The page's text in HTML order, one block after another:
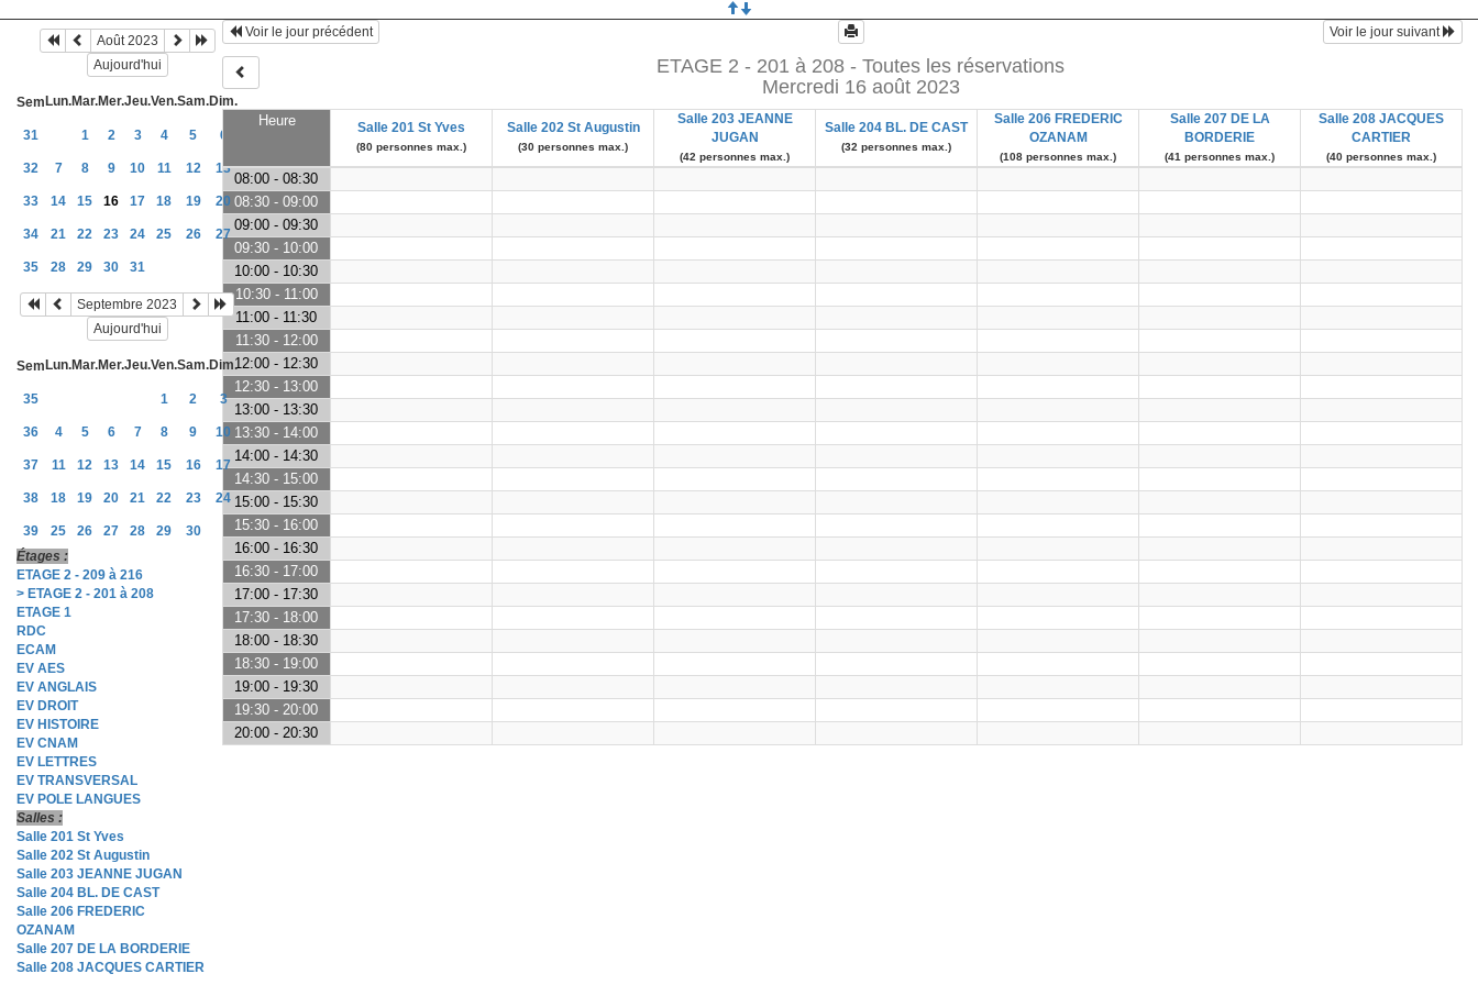
Août 2023
Aujourd'hui
Sem Lun.Mar.Mer.Jeu.Ven.Sam.Dim.
31 1 2 3 4 5 6
32 7 8 9 10 11 12 13
33 14 15 16 17 18 19 20
34 21 22 23 24 25 26 27
35 28 29 30 31
Septembre 2023
Aujourd'hui
Sem Lun.Mar.Mer.Jeu.Ven.Sam.Dim.
35 1 2 3
36 4 5 6 7 8 9 10
37 11 12 13 14 15 16 17
38 18 19 20 21 22 23 24
39 25 26 27 28 29
30
Étages :
ETAGE 2 - 209 à 216
> ETAGE 2 - 201 à 208
ETAGE 1
RDC
ECAM
EV AES
EV ANGLAIS
EV DROIT
EV HISTOIRE
EV CNAM
EV LETTRES
EV TRANSVERSAL
EV POLE LANGUES
Salles :
Salle 201 St Yves
Salle 202 St Augustin
Salle 203 JEANNE JUGAN
Salle 204 BL. DE CAST
Salle 206 FREDERIC
OZANAM
Salle 207 DE LA BORDERIE
Salle 208 JACQUES CARTIER
Heure Salle 201 St Yves
(80 personnes max.)
Salle 202 St Augustin
(30 personnes max.)
Salle 203 JEANNE
JUGAN
(42 personnes max.)
Salle 204 BL. DE CAST
(32 personnes max.)
Salle 206 FREDERIC
OZANAM
(108 personnes max.)
Salle 207 DE LA
BORDERIE
(41 personnes max.)
Salle 208 JACQUES
CARTIER
(40 personnes max.)
Voir le jour précédent Voir le jour suivant
ETAGE 2 - 201 à 208 - Toutes les réservations
Mercredi 16 août 2023
08:00 - 08:30
08:30 - 09:00
09:00 - 09:30
09:30 - 10:00
10:00 - 10:30
10:30 - 11:00
11:00 - 11:30
11:30 - 12:00
12:00 - 12:30
12:30 - 13:00
13:00 - 13:30
13:30 - 14:00
14:00 - 14:30
14:30 - 15:00
15:00 - 15:30
15:30 - 16:00
16:00 - 16:30
16:30 - 17:00
17:00 - 17:30
17:30 - 18:00
18:00 - 18:30
18:30 - 19:00
19:00 - 19:30
19:30 - 20:00
20:00 - 20:30